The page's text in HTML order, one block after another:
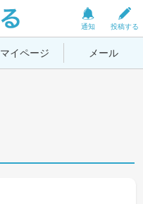
投稿する
通知
マイページ メール